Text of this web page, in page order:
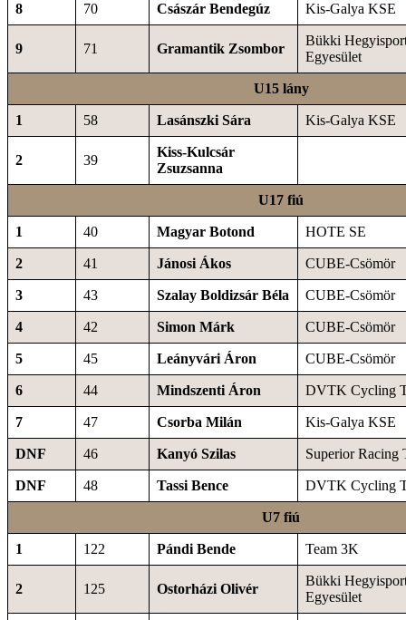
8 70 Császár Bendegúz Kis-Galya KSE
9 71 Gramantik Zsombor
Bükki
Egyesület
U15 lány
1 58 Lasánszki Sára Kis-Galya KSE
2 39
Kiss-Kulcsár
Zsuzsanna
U17 fiú
1 40 Magyar Botond HOTE SE
2 41 Jánosi Ákos CUBE-Csömör
3 43 Szalay Boldizsár Béla CUBE-Csömör
4 42 Simon Márk CUBE-Csömör
5 45 Leányvári Áron CUBE-Csömör
6 44 Mindszenti Áron DVTK Cycling
7 47 Csorba Milán Kis-Galya KSE
DNF 46 Kanyó Szilas Superior Racing
DNF 48 Tassi Bence DVTK Cycling
U7 fiú
1 122 Pándi Bende Team 3K
2 125 Ostorházi Olivér
Bükki
Egyesület